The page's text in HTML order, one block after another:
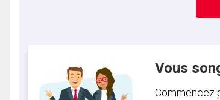
Vous
Commencez